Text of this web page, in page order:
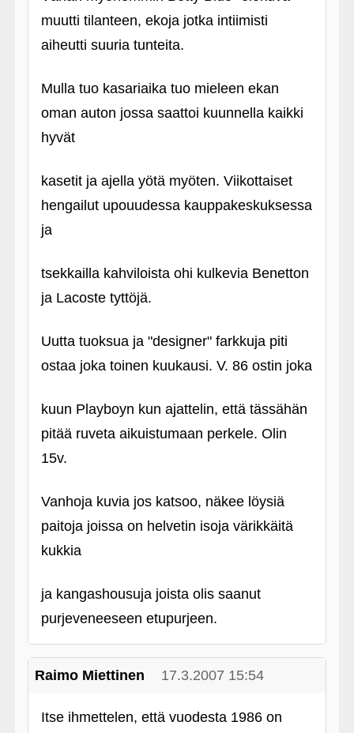
muutti tilanteen, ekoja jotka intiimisti
aiheutti suuria tunteita.
Mulla tuo kasariaika tuo mieleen ekan
oman auton jossa saattoi kuunnella kaikki
hyvät
kasetit ja ajella yötä myöten. Viikottaiset
hengailut upouudessa kauppakeskuksessa
ja
tsekkailla kahviloista ohi kulkevia Benetton
ja Lacoste tyttöjä.
Uutta tuoksua ja "designer" farkkuja piti
ostaa joka toinen kuukausi. V. 86 ostin joka
kuun Playboyn kun ajattelin, että tässähän
pitää ruveta aikuistumaan perkele. Olin
15v.
Vanhoja kuvia jos katsoo, näkee löysiä
paitoja joissa on helvetin isoja värikkäitä
kukkia
ja kangashousuja joista olis saanut
purjeveneeseen etupurjeen.
Raimo Miettinen 17.3.2007 15:54
Itse ihmettelen, että vuodesta 1986 on